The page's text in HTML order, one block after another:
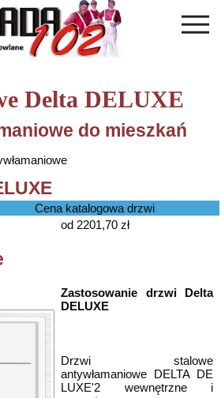
Delta DELUXE
do mieszkań
Cena katalogowa drzwi
od 2201,70 zł
Zastosowanie drzwi Delta
DELUXE
Drzwi stalowe
antywłamaniowe DELTA DE
LUXE'2 wewnętrzne i